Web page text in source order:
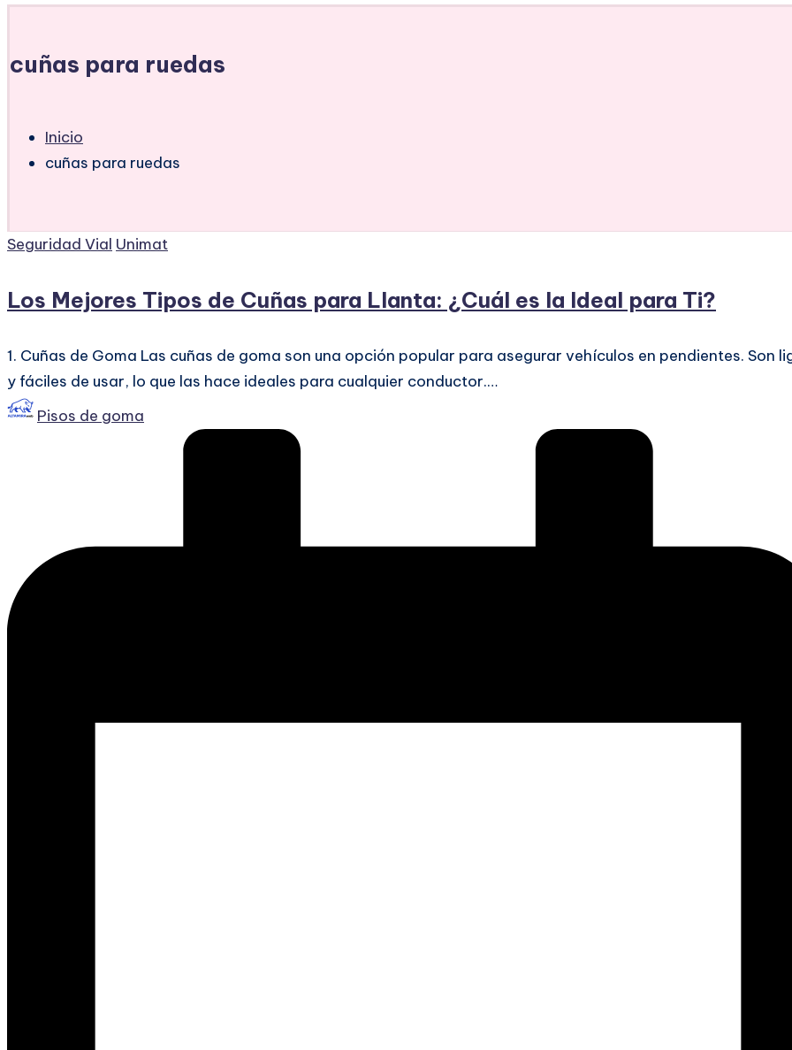
cuñas para ruedas
Inicio
cuñas para ruedas
Publicado
Seguridad Vial Unimat
Los Mejores Tipos de Cuñas para Llanta: ¿Cuál es la Ideal para Ti?
1. Cuñas de Goma Las cuñas de goma son una opción popular para asegurar vehículos en pendientes. Son
y fáciles de usar, lo que las hace ideales para cualquier conductor.…
PublicadoPisos de goma